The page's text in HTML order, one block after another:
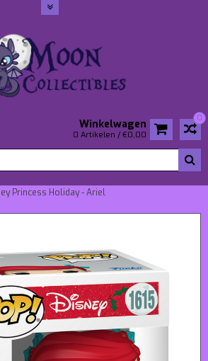
0
Winkelwagen
0 Artikelen / €0,00
Princess Holiday - Ariel